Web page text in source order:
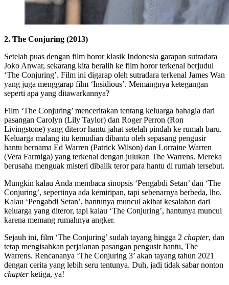
2. The Conjuring (2013)
Setelah puas dengan film horor klasik Indonesia garapan sutradara
Joko Anwar, sekarang kita beralih ke film horor terkenal berjudul
‘The Conjuring’. Film ini digarap oleh sutradara terkenal James Wan
yang juga menggarap film ‘Insidious’. Memangnya ketegangan
seperti apa yang ditawarkannya?
Film ‘The Conjuring’ menceritakan tentang keluarga bahagia dari
pasangan Carolyn (Lily Taylor) dan Roger Perron (Ron
Livingstone) yang diteror hantu jahat setelah pindah ke rumah baru.
Keluarga malang itu kemudian dibantu oleh sepasang pengusir
hantu bernama Ed Warren (Patrick Wilson) dan Lorraine Warren
(Vera Farmiga) yang terkenal dengan julukan The Warrens. Mereka
berusaha menguak misteri dibalik teror para hantu di rumah tersebut.
Mungkin kalau Anda membaca sinopsis ‘Pengabdi Setan’ dan ‘The
Conjuring’, sepertinya ada kemiripan, tapi sebenarnya berbeda, lho.
Kalau ‘Pengabdi Setan’, hantunya muncul akibat kesalahan dari
keluarga yang diteror, tapi kalau ‘The Conjuring’, hantunya muncul
karena memang rumahnya angker.
Sejauh ini, film ‘The Conjuring’ sudah tayang hingga 2 chapter, dan
tetap mengisahkan perjalanan pasangan pengusir hantu, The
Warrens. Rencananya ‘The Conjuring 3’ akan tayang tahun 2021
dengan cerita yang lebih seru tentunya. Duh, jadi tidak sabar nonton
chapterketiga, ya!